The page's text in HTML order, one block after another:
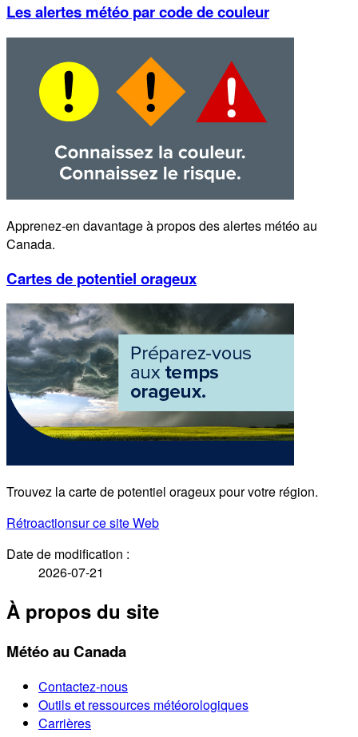
Les alertes météo par code de couleur
Apprenez-en davantage à propos des alertes météo au
Canada.
Cartes de potentiel orageux
Trouvez la carte de potentiel orageux pour votre région.
Rétroactionsur ce site Web
Date de modification :
2026-07-21
À propos du site
Météo au Canada
Contactez-nous
Outils et ressources météorologiques
Carrières